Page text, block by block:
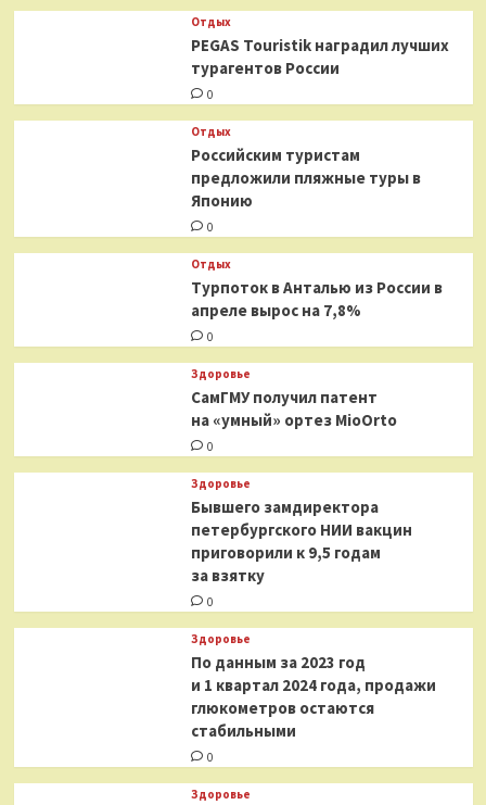
Отдых
PEGAS Touristik наградил лучших
турагентов России
0
Отдых
Российским туристам
предложили пляжные туры в
Японию
0
Отдых
Турпоток в Анталью из России в
апреле вырос на 7,8%
0
Здоровье
СамГМУ получил патент
на «умный» ортез MioOrto
0
Здоровье
Бывшего замдиректора
петербургского НИИ вакцин
приговорили к 9,5 годам
за взятку
0
Здоровье
По данным за 2023 год
и 1 квартал 2024 года, продажи
глюкометров остаются
стабильными
0
Здоровье